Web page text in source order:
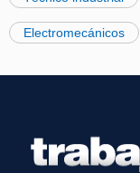
Electromecánicos